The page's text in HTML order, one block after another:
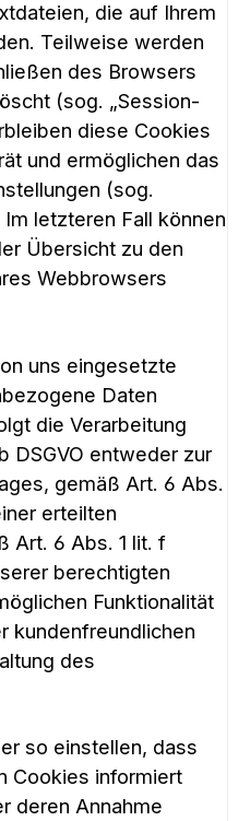
die auf Ihrem
Teilweise werden
des Browsers
(sog. „Session-
diese Cookies
und ermöglichen das
(sog.
letzteren Fall können
Übersicht zu den
Webbrowsers
uns eingesetzte
Daten
die Verarbeitung
DSGVO entweder zur
gemäß Art. 6 Abs.
erteilten
Art. 6 Abs. 1 lit. f
berechtigten
Funktionalität
kundenfreundlichen
des
so einstellen, dass
Cookies informiert
deren Annahme